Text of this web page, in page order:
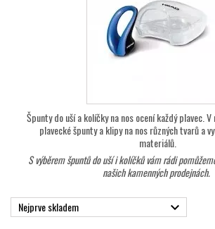
Špunty do uší a kolíčky na nos ocení každý plavec.
plavecké špunty a klipy na nos různých tvarů a
materiálů.
S výběrem špuntů do uší i kolíčků vám rádi
našich kamenných prodejnách.
Nejprve skladem 